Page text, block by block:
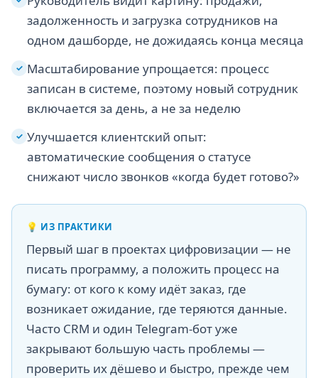
задолженность и загрузка сотрудников на
одном дашборде, не дожидаясь конца месяца
✓ Масштабирование упрощается: процесс
записан в системе, поэтому новый сотрудник
включается за день, а не за неделю
✓ Улучшается клиентский опыт:
автоматические сообщения о статусе
снижают число звонков «когда будет готово?»
💡 ИЗ ПРАКТИКИ
Первый шаг в проектах цифровизации — не
писать программу, а положить процесс на
бумагу: от кого к кому идёт заказ, где
возникает ожидание, где теряются данные.
Часто CRM и один Telegram-бот уже
закрывают большую часть проблемы —
проверить их дёшево и быстро, прежде чем